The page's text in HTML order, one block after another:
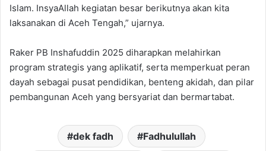
Islam. InsyaAllah kegiatan besar berikutnya akan kita
laksanakan di Aceh Tengah,” ujarnya.
Raker PB Inshafuddin 2025 diharapkan melahirkan
program strategis yang aplikatif, serta memperkuat peran
dayah sebagai pusat pendidikan, benteng akidah, dan pilar
pembangunan Aceh yang bersyariat dan bermartabat.
dek fadh Fadhulullah